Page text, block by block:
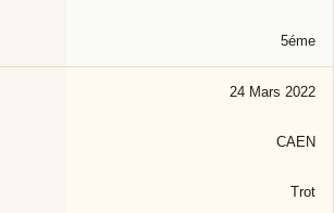
5éme
24 Mars 2022
CAEN
Trot